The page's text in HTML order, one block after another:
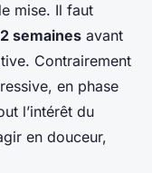
mise. Il faut
semaines avant
Contrairement
en phase
l’intérêt du
en douceur,